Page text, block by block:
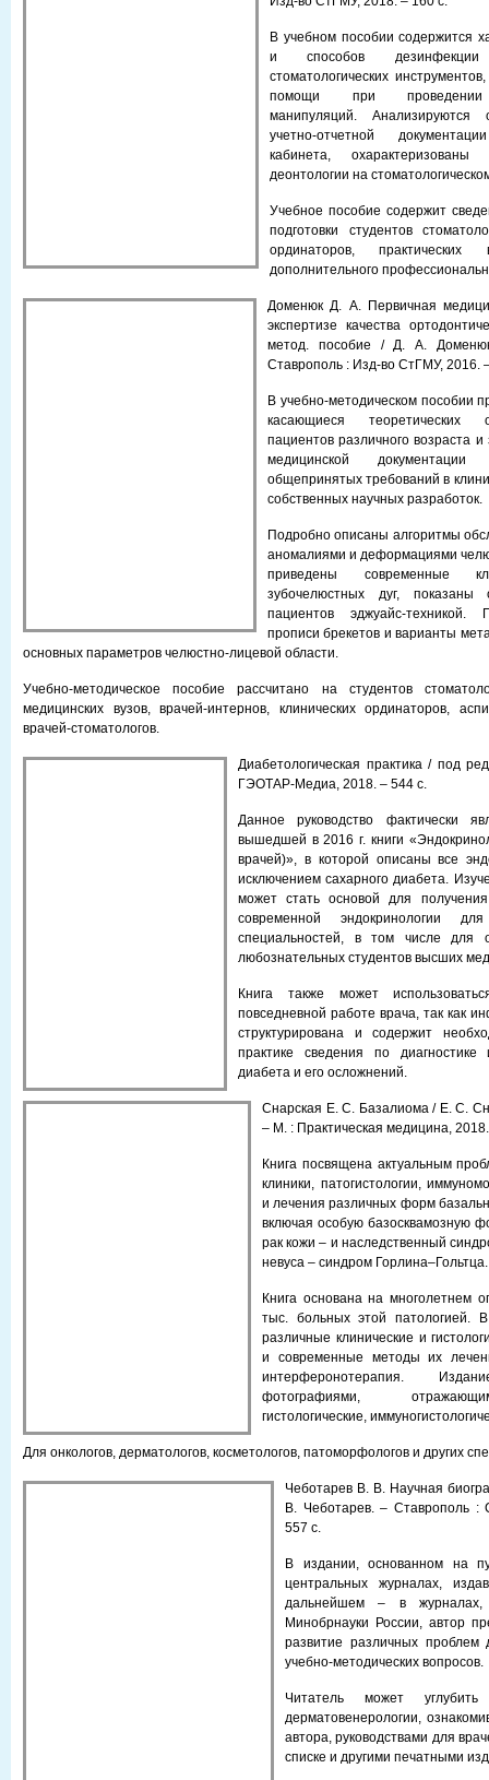
В учебном пособии содержится
и способов
стоматологических
помощи при проведении
манипуляций. Анализируются
учетно-отчетной
кабинета,
деонтологии на
Учебное пособие содержит
подготовки студентов
ординаторов,
дополнительного
Доменюк Д. А. Первичная
экспер­тизе качества
метод. пособие / Д. А.
Ставрополь : Изд-во СтГМУ, 2016.
В учебно-методическом пособии
касающиеся теоретических
пациентов различного возраста
медицинской
общепринятых требований в
собственных научных разработок.
Подробно описаны алгоритмы
аномалиями и деформациями
приведены современные
зубочелюстных дуг, показаны
пациентов эджуайс-техникой.
прописи брекетов и варианты
основных параметров челюстно-лицевой области.
Учебно-методическое пособие рассчитано на студентов
медицинских вузов, врачей-интернов, клинических ординаторов,
врачей-стоматологов.
Диабетологическая практика / под
ГЭОТАР-Медиа, 2018. – 544 с.
Данное руководство фактически
вышедшей в 2016 г. книги
врачей)», в которой описаны все
исключением сахарного диабета.
может стать основой для
современной эндокринологии
специальностей, в том числе для
любознательных студентов высших
Книга также может
повседневной работе врача, так как
структурирована и содержит
практике сведения по
диабета и его осложнений.
Снарская Е. С. Базалиома / Е. С.
– М. : Практическая медицина,
Книга посвящена актуальным
клиники, патогистологии,
и лечения различных форм
включая особую базосквамозную
рак кожи – и наследственный
невуса – синдром Горлина–Гольтца.
Книга основана на многолетнем
тыс. больных этой патологией.
различные клинические и
и современные методы их
интерферонотерапия.
фотографиями,
гистологические,
Для онкологов, дерматологов, косметологов, патоморфологов и других
Чеботарев В. В. Научная
В. Чеботарев. – Ставрополь :
557 с.
В издании, основанном на
центральных журналах,
дальнейшем – в журналах,
Минобрнауки России, автор
развитие различных проблем
учебно-методических вопросов.
Читатель может
дерматовенерологии,
автора, руководствами для
списке и другими печатными